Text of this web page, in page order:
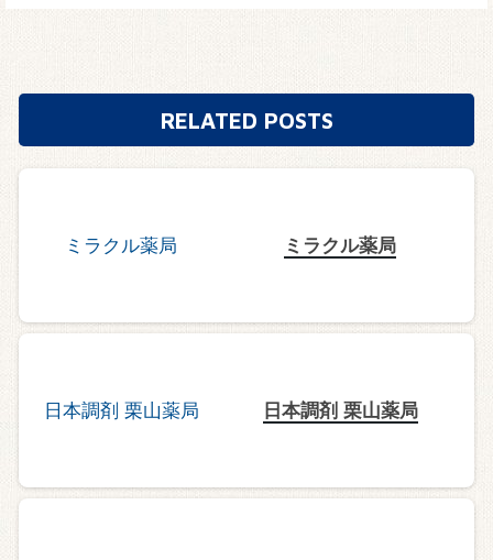
RELATED POSTS
ミラクル薬局
日本調剤 栗山薬局